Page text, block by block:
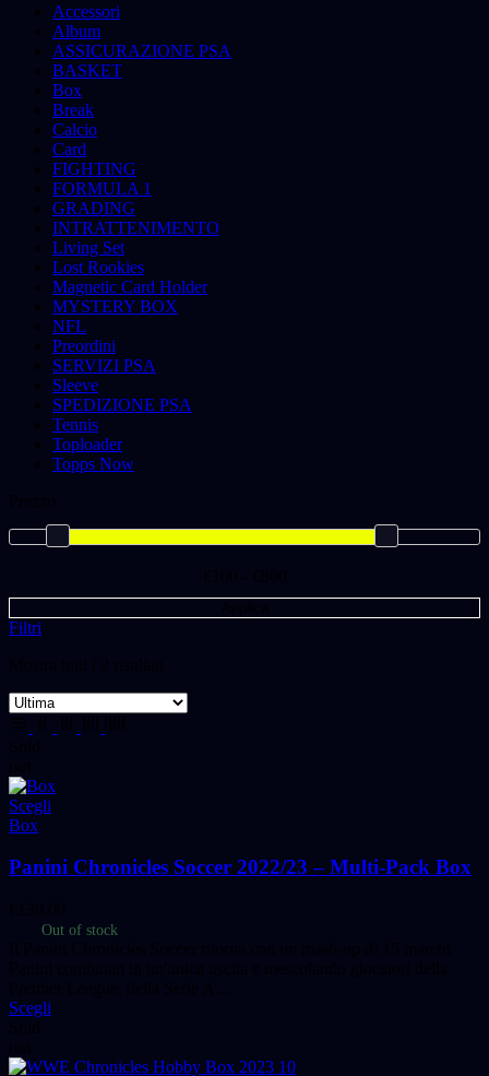
Accessori
Album
ASSICURAZIONE PSA
BASKET
Box
Break
Calcio
Card
FIGHTING
FORMULA 1
GRADING
INTRATTENIMENTO
Living Set
Lost Rookies
Magnetic Card Holder
MYSTERY BOX
NFL
Preordini
SERVIZI PSA
Sleeve
SPEDIZIONE PSA
Tennis
Toploader
Topps Now
Filtri
Scegli
Box
Panini Chronicles Soccer 2022/23 – Multi-Pack Box
Out of stock
Scegli